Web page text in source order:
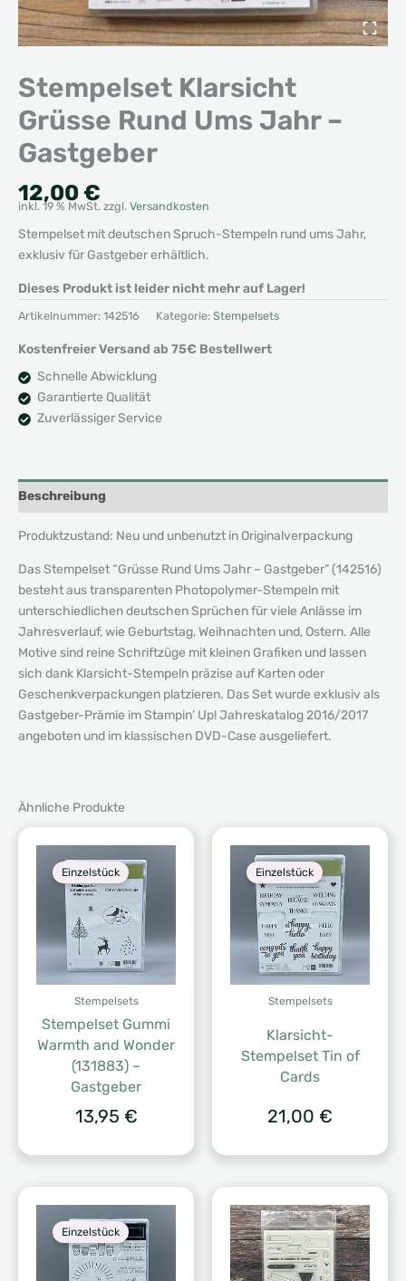
Stempelset Klarsicht
Grüsse Rund Ums Jahr –
Gastgeber
12,00 €
inkl. 19 % MwSt. zzgl. Versandkosten
Stempelset mit deutschen Spruch-Stempeln rund ums Jahr,
exklusiv für Gastgeber erhältlich.
Dieses Produkt ist leider nicht mehr auf Lager!
Artikelnummer: 142516 Kategorie: Stempelsets
Kostenfreier Versand ab 75€ Bestellwert
Schnelle Abwicklung
Garantierte Qualität
Zuverlässiger Service
Beschreibung
Produktzustand: Neu und unbenutzt in Originalverpackung
Das Stempelset “Grüsse Rund Ums Jahr – Gastgeber” (142516)
besteht aus transparenten Photopolymer-Stempeln mit
unterschiedlichen deutschen Sprüchen für viele Anlässe im
Jahresverlauf, wie Geburtstag, Weihnachten und, Ostern. Alle
Motive sind reine Schriftzüge mit kleinen Grafiken und lassen
sich dank Klarsicht-Stempeln präzise auf Karten oder
Geschenkverpackungen platzieren. Das Set wurde exklusiv als
Gastgeber-Prämie im Stampin’ Up! Jahreskatalog 2016/2017
angeboten und im klassischen DVD-Case ausgeliefert.
Ähnliche Produkte
Einzelstück
Stempelsets
Stempelset Gummi
Warmth and Wonder
(131883) –
Gastgeber
13,95 €
Einzelstück
Stempelsets
Klarsicht-
Stempelset Tin of
Cards
21,00 €
Einzelstück